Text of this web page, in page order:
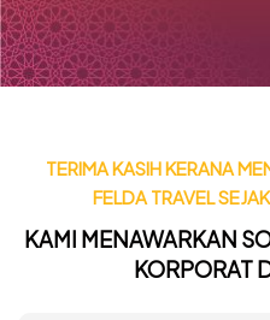
TERIMA KASIH KERANA
FELDA TRAVEL
KAMI MENAWARKAN
KORPORAT